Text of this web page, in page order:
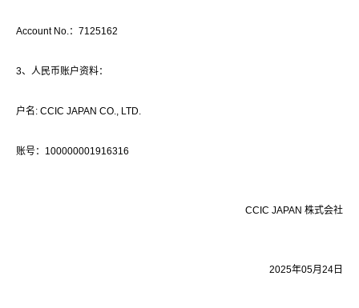
Account No.：7125162
3、人民币账户资料：
户名: CCIC JAPAN CO., LTD.
账号：100000001916316
CCIC JAPAN 株式会社
2025年05月24日